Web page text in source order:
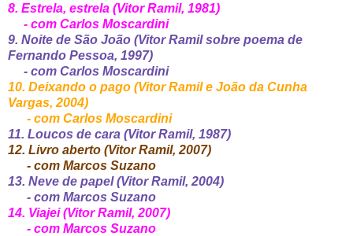
8. Estrela, estrela (Vitor Ramil, 1981)
- com Carlos Moscardini
9. Noite de São João (Vitor Ramil sobre poema de
Fernando Pessoa, 1997)
- com Carlos Moscardini
10. Deixando o pago (Vitor Ramil e João da Cunha
Vargas, 2004)
- com Carlos Moscardini
11. Loucos de cara (Vitor Ramil, 1987)
12. Livro aberto (Vitor Ramil, 2007)
- com Marcos Suzano
13. Neve de papel (Vitor Ramil, 2004)
- com Marcos Suzano
14. Viajei (Vitor Ramil, 2007)
- com Marcos Suzano